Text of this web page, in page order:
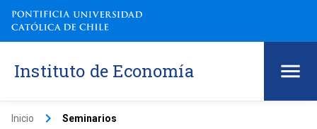
Instituto de Economía
Inicio keyboard_arrow_right Seminarios